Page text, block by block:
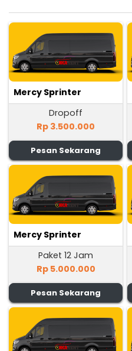
Mercy Sprinter
Dropoff
Rp 3.500.000
Pesan Sekarang
Mercy Sprinter
Paket 12 Jam
Rp 5.000.000
Pesan Sekarang